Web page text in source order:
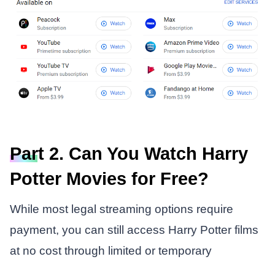
Part 2. Can You Watch Harry
Potter Movies for Free?
While most legal streaming options require
payment, you can still access Harry Potter films
at no cost through limited or temporary